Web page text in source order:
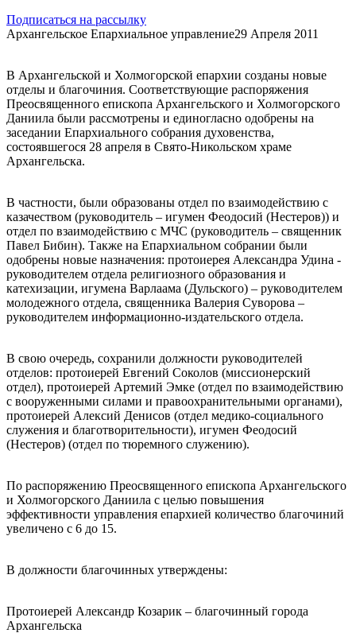
Подписаться на рассылку
Архангельское Епархиальное управление29 Апреля 2011
В Архангельской и Холмогорской епархии созданы новые
отделы и благочиния. Соответствующие распоряжения
Преосвященного епископа Архангельского и Холмогорского
Даниила были рассмотрены и единогласно одобрены на
заседании Епархиального собрания духовенства,
состоявшегося 28 апреля в Свято-Никольском храме
Архангельска.
В частности, были образованы отдел по взаимодействию с
казачеством (руководитель – игумен Феодосий (Нестеров)) и
отдел по взаимодействию с МЧС (руководитель – священник
Павел Бибин). Также на Епархиальном собрании были
одобрены новые назначения: протоиерея Александра Удина -
руководителем отдела религиозного образования и
катехизации, игумена Варлаама (Дульского) – руководителем
молодежного отдела, священника Валерия Суворова –
руководителем информационно-издательского отдела.
В свою очередь, сохранили должности руководителей
отделов: протоиерей Евгений Соколов (миссионерский
отдел), протоиерей Артемий Эмке (отдел по взаимодействию
с вооруженными силами и правоохранительными органами),
протоиерей Алексий Денисов (отдел медико-социального
служения и благотворительности), игумен Феодосий
(Нестеров) (отдел по тюремного служению).
По распоряжению Преосвященного епископа Архангельского
и Холмогорского Даниила с целью повышения
эффективности управления епархией количество благочиний
увеличено с 6 до 15.
В должности благочинных утверждены:
Протоиерей Александр Козарик – благочинный города
Архангельска